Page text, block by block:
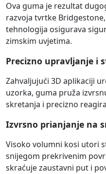
Ova guma je rezultat
razvoja tvrtke
tehnologija osigurava
zimskim uvjetima.
Precizno upravljanje i
Zahvaljujući 3D aplikaciji
uzorka, guma pruža
skretanja i precizno
Izvrsno prianjanje na
Visoko volumni kosi utori
snijegom prekrivenim
skraćuje zaustavni put i